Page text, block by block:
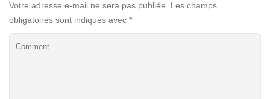
Votre adresse e-mail ne sera pas publiée. Les champs
obligatoires sont indiqués avec *